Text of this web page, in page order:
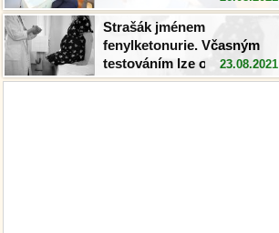
Strašák jménem
fenylketonurie. Včasným
testováním lze onemocnění
předejít
23.08.2021